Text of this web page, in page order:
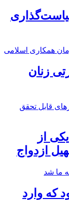
زنان
از
ازدواج
که وارد